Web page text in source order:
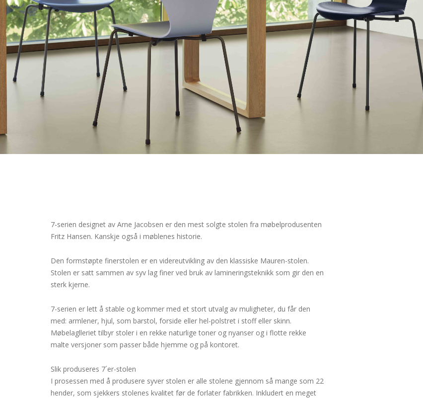
7-serien designet av Arne Jacobsen er den mest solgte stolen fra møbelprodusenten
Fritz Hansen. Kanskje også i møblenes historie.
Den formstøpte finerstolen er en videreutvikling av den klassiske Mauren-stolen.
Stolen er satt sammen av syv lag finer ved bruk av lamineringsteknikk som gir den en
sterk kjerne.
7-serien er lett å stable og kommer med et stort utvalg av muligheter, du får den
med: armlener, hjul, som barstol, forside eller hel-polstret i stoff eller skinn.
Møbelaglleriet tilbyr stoler i en rekke naturlige toner og nyanser og i flotte rekke
malte versjoner som passer både hjemme og på kontoret.
Slik produseres 7´er-stolen
I prosessen med å produsere syver stolen er alle stolene gjennom så mange som 22
hender, som sjekkers stolenes kvalitet før de forlater fabrikken. Inkludert en meget